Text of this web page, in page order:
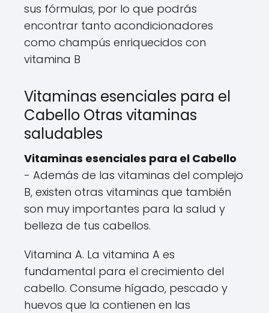
sus fórmulas, por lo que podrás
encontrar tanto acondicionadores
como champús enriquecidos con
vitamina B
Vitaminas esenciales para el
Cabello Otras vitaminas
saludables
Vitaminas esenciales para el Cabello
- Además de las vitaminas del complejo
B, existen otras vitaminas que también
son muy importantes para la salud y
belleza de tus cabellos.
Vitamina A. La vitamina A es
fundamental para el crecimiento del
cabello. Consume hígado, pescado y
huevos que la contienen en las